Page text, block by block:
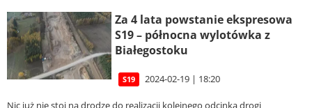
Za 4 lata powstanie ekspresowa
S19 – północna wylotówka z
Białegostoku
S19 2024-02-19 | 18:20
Nic już nie stoi na drodze do realizacji kolejnego odcinka drogi